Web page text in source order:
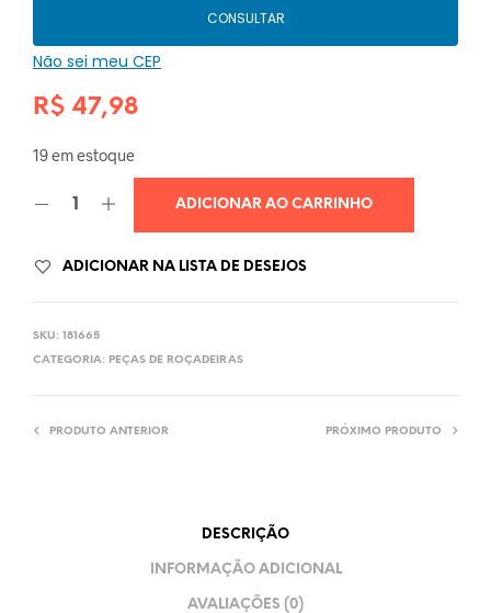
CONSULTAR
Não sei meu CEP
R$ 47,98
19 em estoque
ADICIONAR AO CARRINHO
ADICIONAR NA LISTA DE DESEJOS
SKU: 181665
CATEGORIA: PEÇAS DE ROÇADEIRAS
PRODUTO ANTERIOR PRÓXIMO PRODUTO
DESCRIÇÃO
INFORMAÇÃO ADICIONAL
AVALIAÇÕES (0)